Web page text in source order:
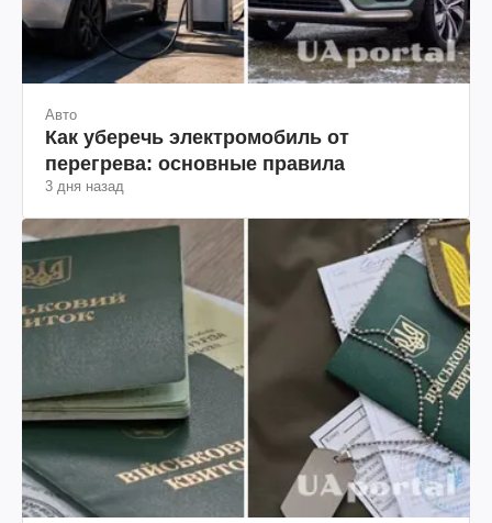
Авто
Как уберечь электромобиль от
перегрева: основные правила
3 дня назад